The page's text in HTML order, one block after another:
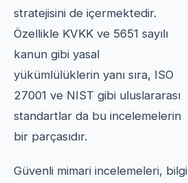
stratejisini de içermektedir.
Özellikle KVKK ve 5651 sayılı
kanun gibi yasal
yükümlülüklerin yanı sıra, ISO
27001 ve NIST gibi uluslararası
standartlar da bu incelemelerin
bir parçasıdır.
Güvenli mimari incelemeleri, bilgi